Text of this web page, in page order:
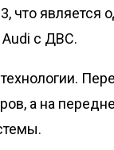
что является
с ДВС.
а на